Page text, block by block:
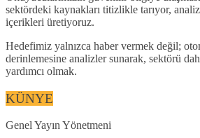
sektördeki kaynakları titizlikle tarıyor,
içerikleri üretiyoruz.
Hedefimiz yalnızca haber vermek değil;
derinlemesine analizler sunarak, sektörü
yardımcı olmak.
KÜNYE
Genel Yayın Yönetmeni